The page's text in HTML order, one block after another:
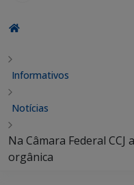
Informativos
Notícias
Na Câmara Federal
orgânica